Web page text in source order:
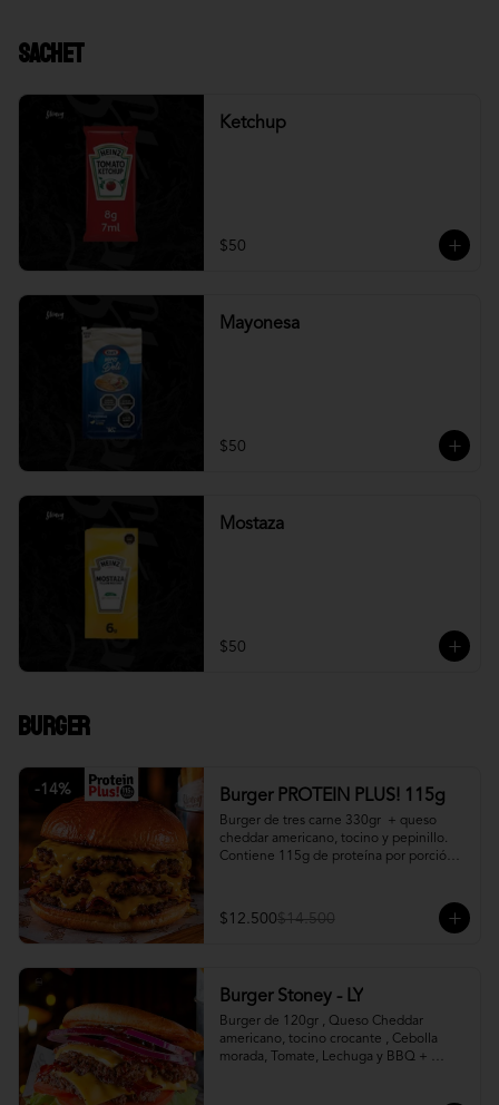
Sachet
Ketchup
$50
Mayonesa
$50
Mostaza
$50
Burger
-14% Burger PROTEIN PLUS! 115g
Burger de tres carne 330gr  + queso
cheddar americano, tocino y pepinillo.
Contiene 115g de proteína por porción.
$12.500$14.500
Burger Stoney - LY
Burger de 120gr , Queso Cheddar
americano, tocino crocante , Cebolla
morada, Tomate, Lechuga y BBQ +